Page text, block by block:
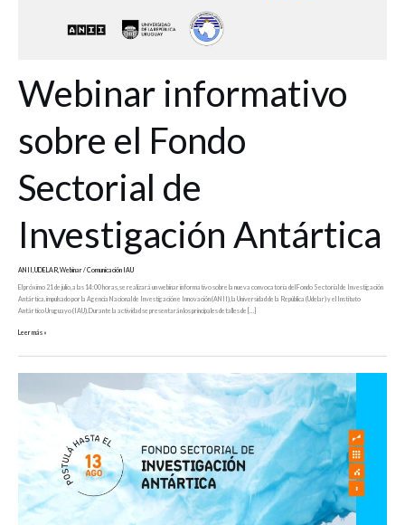
Webinar informativo
sobre el Fondo
Sectorial de
Investigación Antártica
ANII UDELAR Webinar/Comunicación IAU
El próximo 21 de julio, a las 14:00 horas, se realizará un webinar informativo sobre la nueva convocatoria del Fondo Sectorial de Investigación
Antártica, impulsado por la Agencia Nacional de Investigación e Innovación (ANII), la Universidad de la República (Udelar) y el Instituto
Antártico Uruguayo (IAU). Durante la actividad se presentarán los principales detalles de […]
Leer más »
de
Antártica